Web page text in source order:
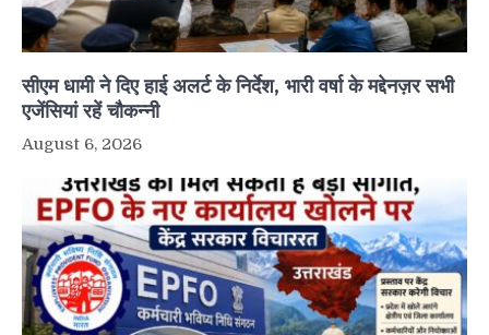
सीएम धामी ने दिए हाई अलर्ट के निर्देश, भारी वर्षा के मद्देनज़र सभी
एजेंसियां रहें चौकन्नी
August 6, 2026